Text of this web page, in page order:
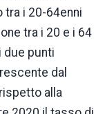
tra i 20-64enni
tra i 20 e i 64
due punti
dal
alla